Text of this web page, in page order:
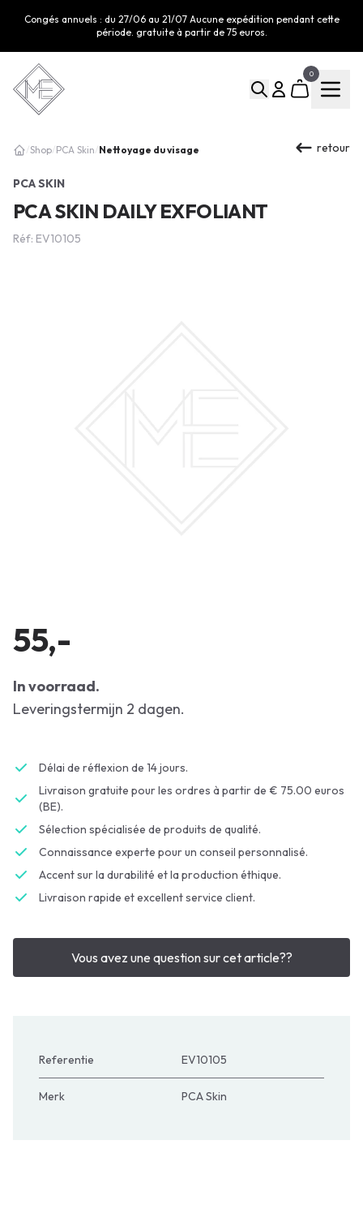
Congés annuels : du 27/06 au 21/07 Aucune expédition pendant cette
période. gratuite à partir de 75 euros.
0
/Shop/ PCA Skin/ Nettoyage du visage retour
PCA SKIN
PCA SKIN DAILY EXFOLIANT
Réf: EV10105
55,-
In voorraad.
Leveringstermijn 2 dagen.
Délai de réflexion de 14 jours.
Livraison gratuite pour les ordres à partir de € 75.00 euros
(BE).
Sélection spécialisée de produits de qualité.
Connaissance experte pour un conseil personnalisé.
Accent sur la durabilité et la production éthique.
Livraison rapide et excellent service client.
Vous avez une question sur cet article??
Referentie EV10105
Merk PCA Skin